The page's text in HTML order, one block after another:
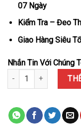
07 Ngày
Kiểm Tra – Đeo
Giao Hàng Siêu
Nhắn Tin Với Chúng
Đồng Hồ Rolex